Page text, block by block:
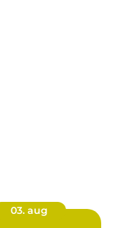
03. aug